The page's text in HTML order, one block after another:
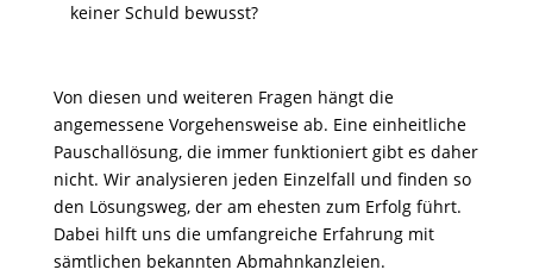
keiner Schuld bewusst?
Von diesen und weiteren Fragen hängt die
angemessene Vorgehensweise ab. Eine einheitliche
Pauschallösung, die immer funktioniert gibt es daher
nicht. Wir analysieren jeden Einzelfall und finden so
den Lösungsweg, der am ehesten zum Erfolg führt.
Dabei hilft uns die umfangreiche Erfahrung mit
sämtlichen bekannten Abmahnkanzleien.